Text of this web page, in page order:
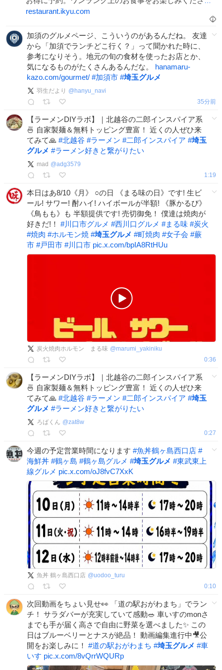
い。
restaurant.ikyu.com
加須のグルメページ、こういうのがあるんだね。 友達
から「加須でランチどこ行く？」って聞かれた時に、
参考になりそう。地元の旬の食材を使ったお店とか、
気になるものがたくさんあるんだな。 hanamaru-
kazo.com/gourmet/ #加須市 #埼玉グルメ
羽生だより @ hanyu_navi
35分前
【ラーメンDIYラボ】｜北越谷の二郎インスパイア系
🍜 自家製麺＆無料トッピング豊富！ 近くの人ぜひ来
てみて🙏 #北越谷 #ラーメン #二郎インスパイア #埼玉
グルメ #ラーメン好きと繋がりたい
mad @adg3579
1:19
本日はあ8/10《月》 ○の日 《まる味の日》です! 生ビ
ール! サワー! 酎ハイ! ハイボールが半額! 《豚かるび》
《鳥もも》も 半額提供です! 売切御免！ 僕達は焼肉が
好きだ!！ #川口市グルメ #西川口グルメ #まる味 #炭火
#焼肉 #ホルモン焼 #埼玉グルメ #町焼肉 #女子会 #蕨
市 #戸田市 #川口市 pic.x.com/bpIA8RtHUu
炭火焼肉ホルモン まる味 @marumi_yakiniku
0:36
【ラーメンDIYラボ】｜北越谷の二郎インスパイア系
🍜 自家製麺＆無料トッピング豊富！ 近くの人ぜひ来
てみて🙏 #北越谷 #ラーメン #二郎インスパイア #埼玉
グルメ #ラーメン好きと繋がりたい
ろばくん @zat8w
0:27
今週の予定営業時間になります #魚丼鶴ヶ島西口店 #
海鮮丼 #鶴ヶ島 #鶴ヶ島グルメ #埼玉グルメ #東武東上
線グルメ pic.x.com/oJ8fvC7XxK
魚丼 鶴ヶ島西口店 @uodoo_turu
0:10
次回動画をちょい見せ👀 「道の駅おがわまち」でラン
チ！ サラダバーが充実していて感動🥗 車いすのmonさ
までも手が届く高さで自由に野菜を選べました✨ この
日はブルーベリーとナスが絶品！ 動画編集進行中🎥公
開をお楽しみに！ #道の駅おがわまち #埼玉グルメ #車
いす pic.x.com/8vQrrWQURp